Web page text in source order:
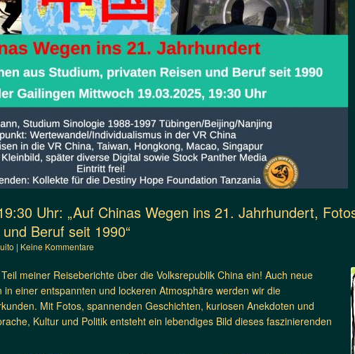
Uhr: „Auf Chinas Wegen ins 21. Jahrhundert,
Beruf seit 1990“
| Keine Kommentare
meiner Reiseberichte über die Volksrepublik China ein! Auch neue
einer entspannten und lockeren Atmosphäre werden wir die
Mit Fotos, spannenden Geschichten, kuriosen Anekdoten und
Kultur und Politik entsteht ein lebendiges Bild dieses faszinierenden